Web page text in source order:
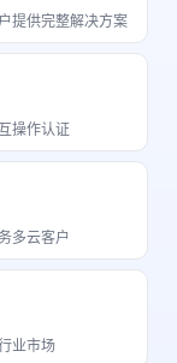
提供完整解决方案
操作认证
多云客户
业市场